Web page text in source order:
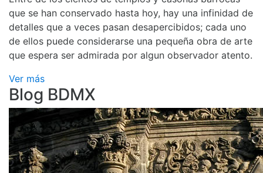
que se han conservado hasta hoy, hay una infinidad de
detalles que a veces pasan desapercibidos; cada uno
de ellos puede considerarse una pequeña obra de arte
que espera ser admirada por algun observador atento.
Ver más
Blog BDMX